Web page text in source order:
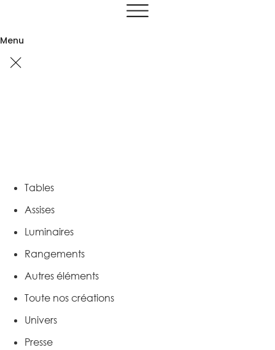
contenu
Menu
Tables
Assises
Luminaires
Rangements
Autres éléments
Toute nos créations
Univers
Presse